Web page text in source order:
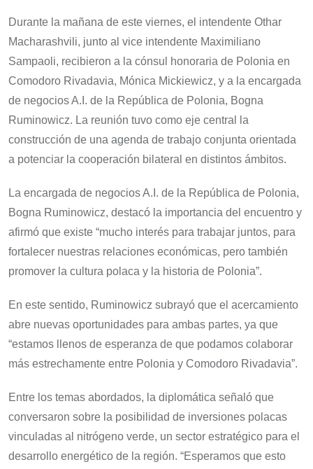
Durante la mañana de este viernes, el intendente Othar
Macharashvili, junto al vice intendente Maximiliano
Sampaoli, recibieron a la cónsul honoraria de Polonia en
Comodoro Rivadavia, Mónica Mickiewicz, y a la encargada
de negocios A.I. de la República de Polonia, Bogna
Ruminowicz. La reunión tuvo como eje central la
construcción de una agenda de trabajo conjunta orientada
a potenciar la cooperación bilateral en distintos ámbitos.
La encargada de negocios A.I. de la República de Polonia,
Bogna Ruminowicz, destacó la importancia del encuentro y
afirmó que existe “mucho interés para trabajar juntos, para
fortalecer nuestras relaciones económicas, pero también
promover la cultura polaca y la historia de Polonia”.
En este sentido, Ruminowicz subrayó que el acercamiento
abre nuevas oportunidades para ambas partes, ya que
“estamos llenos de esperanza de que podamos colaborar
más estrechamente entre Polonia y Comodoro Rivadavia”.
Entre los temas abordados, la diplomática señaló que
conversaron sobre la posibilidad de inversiones polacas
vinculadas al nitrógeno verde, un sector estratégico para el
desarrollo energético de la región. “Esperamos que esto